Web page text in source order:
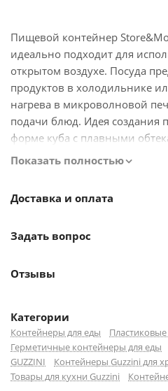
Пищевой контейнер
идеально подходит для
открытом воздухе. Посуда
продуктов в холодильнике
нагрева в микроволновой
подачи блюд. Идея создания
форме куба с плавными
принадлежит дизайнерской
экологически чистый
резкой смене температур.
препятствует просыпанию
Показать полностью
Доставка и оплата
Задать вопрос
Отзывы
Категории
Контейнеры для еды
Герметичные контейнеры для еды
GUZZINI
Контейнеры Guzzini для
Товары для кухни Guzzini